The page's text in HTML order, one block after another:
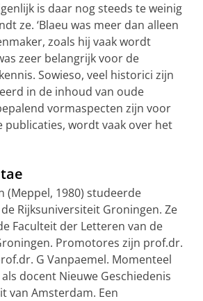
is daar nog steeds te weinig
ze. ‘Blaeu was meer dan alleen
zoals hij vaak wordt
zeer belangrijk voor de
Sowieso, veel historici zijn
in de inhoud van oude
vormaspecten zijn voor
publicaties, wordt vaak over het
(Meppel, 1980) studeerde
Rijksuniversiteit Groningen. Ze
Faculteit der Letteren van de
Promotores zijn prof.dr.
G Vanpaemel. Momenteel
docent Nieuwe Geschiedenis
van Amsterdam. Een